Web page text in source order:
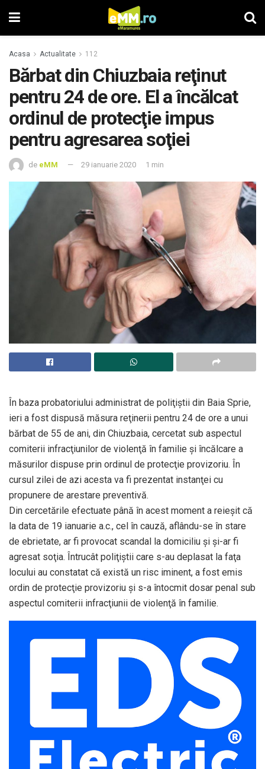
Acasa Actualitate 112
Bărbat din Chiuzbaia reţinut
pentru 24 de ore. El a încălcat
ordinul de protecţie impus
pentru agresarea soţiei
de eMM 29 ianuarie 2020 1 min
În baza probatoriului administrat de poliţiştii din Baia Sprie,
ieri a fost dispusă măsura reţinerii pentru 24 de ore a unui
bărbat de 55 de ani, din Chiuzbaia, cercetat sub aspectul
comiterii infracţiunilor de violenţă în familie şi încălcare a
măsurilor dispuse prin ordinul de protecţie provizoriu. În
cursul zilei de azi acesta va fi prezentat instanţei cu
propunere de arestare preventivă.
Din cercetările efectuate până în acest moment a reieşit că
la data de 19 ianuarie a.c., cel în cauză, aflându-se în stare
de ebrietate, ar fi provocat scandal la domiciliu şi şi-ar fi
agresat soţia. Întrucât poliţiştii care s-au deplasat la faţa
locului au constatat că există un risc iminent, a fost emis
ordin de protecţie provizoriu şi s-a întocmit dosar penal sub
aspectul comiterii infracţiunii de violenţă în familie.